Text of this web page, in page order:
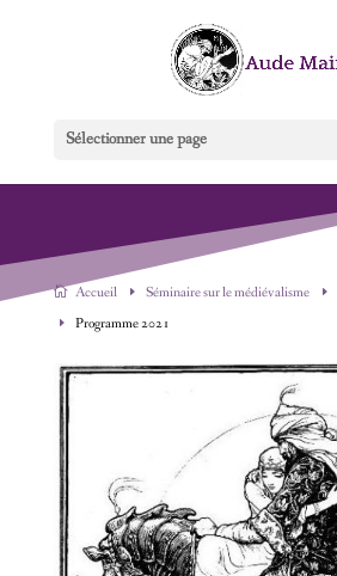
Sélectionner une page
Accueil Séminaire sur le médiévalisme
Programme 2021